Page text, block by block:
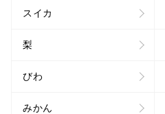
スイカ
梨
びわ
みかん